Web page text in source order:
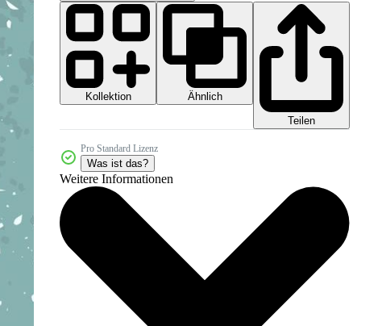
Kollektion
Ähnlich
Teilen
Pro Standard Lizenz
Was ist das?
Weitere Informationen